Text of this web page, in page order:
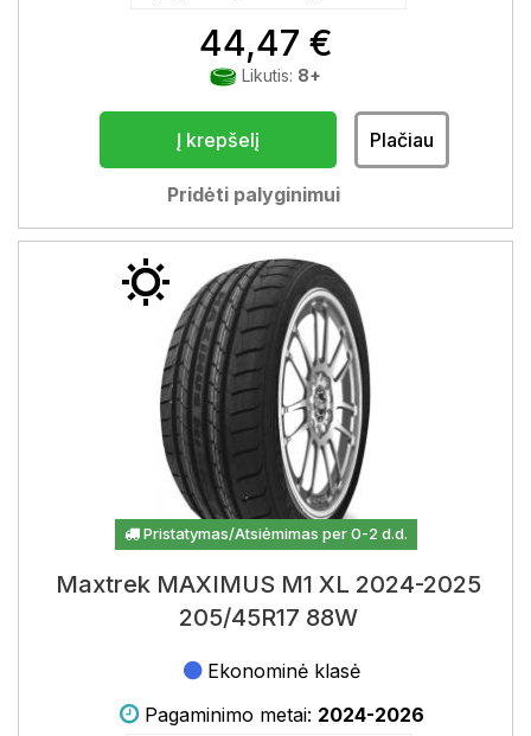
44,47 €
Likutis: 8+
Į krepšelį Plačiau
Pridėti palyginimui
Pristatymas/Atsiėmimas per 0-2 d.d.
Maxtrek MAXIMUS M1 XL 2024-2025
205/45R17 88W
Ekonominė klasė
Pagaminimo metai: 2024-2026